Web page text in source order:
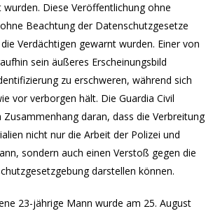
Diese Veröffentlichung ohne
Beachtung der Datenschutzgesetze
Verdächtigen gewarnt wurden. Einer von
sein äußeres Erscheinungsbild
zu erschweren, während sich
vor verborgen hält. Die Guardia Civil
daran, dass die Verbreitung
nicht nur die Arbeit der Polizei und
sondern auch einen Verstoß gegen die
darstellen können.
23-jährige Mann wurde am 25. August